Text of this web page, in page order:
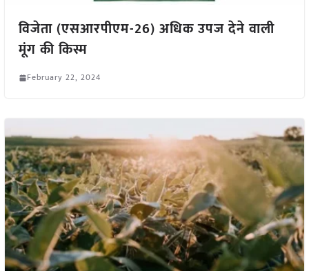
विजेता (एसआरपीएम-26) अधिक उपज देने वाली
मूंग की किस्म
February 22, 2024